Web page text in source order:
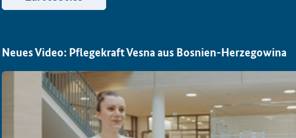
Neues Video: Pflegekraft Vesna aus Bosnien-Herzegowina